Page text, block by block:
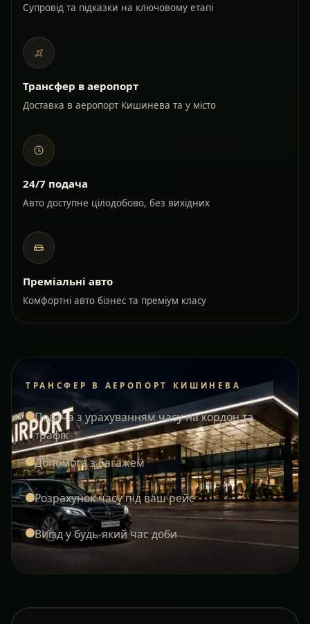
Супровід та підказки на ключовому етапі
Трансфер в аеропорт
Доставка в аеропорт Кишинева та у місто
24/7 подача
Авто доступне цілодобово, без вихідних
Преміальні авто
Комфортні авто бізнес та преміум класу
ТРАНСФЕР В АЕРОПОРТ КИШИНЕВА
Подача з урахуванням часу на кордон та
трафік
Допомога з багажем
Розрахунок часу під ваш рейс
Виїзд у будь-який час доби